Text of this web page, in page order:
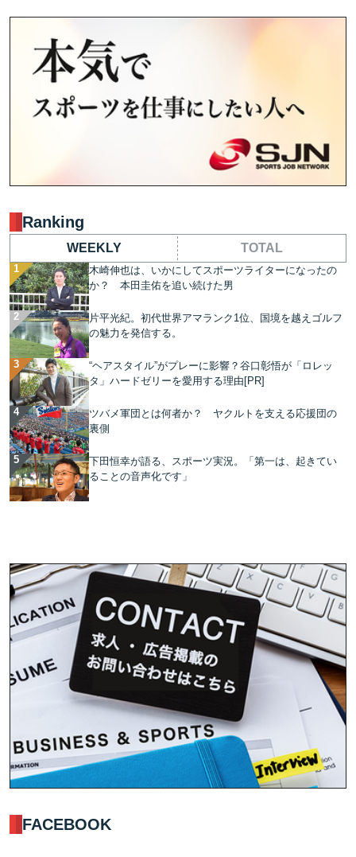
Ranking
WEEKLY TOTAL
木崎伸也は、いかにしてスポーツライターになったの
か？ 本田圭佑を追い続けた男
片平光紀。初代世界アマランク1位、国境を越えゴルフ
の魅力を発信する。
“ヘアスタイル”がプレーに影響？谷口彰悟が「ロレッ
タ」ハードゼリーを愛用する理由[PR]
ツバメ軍団とは何者か？ ヤクルトを支える応援団の
裏側
下田恒幸が語る、スポーツ実況。「第一は、起きてい
ることの音声化です」
FACEBOOK